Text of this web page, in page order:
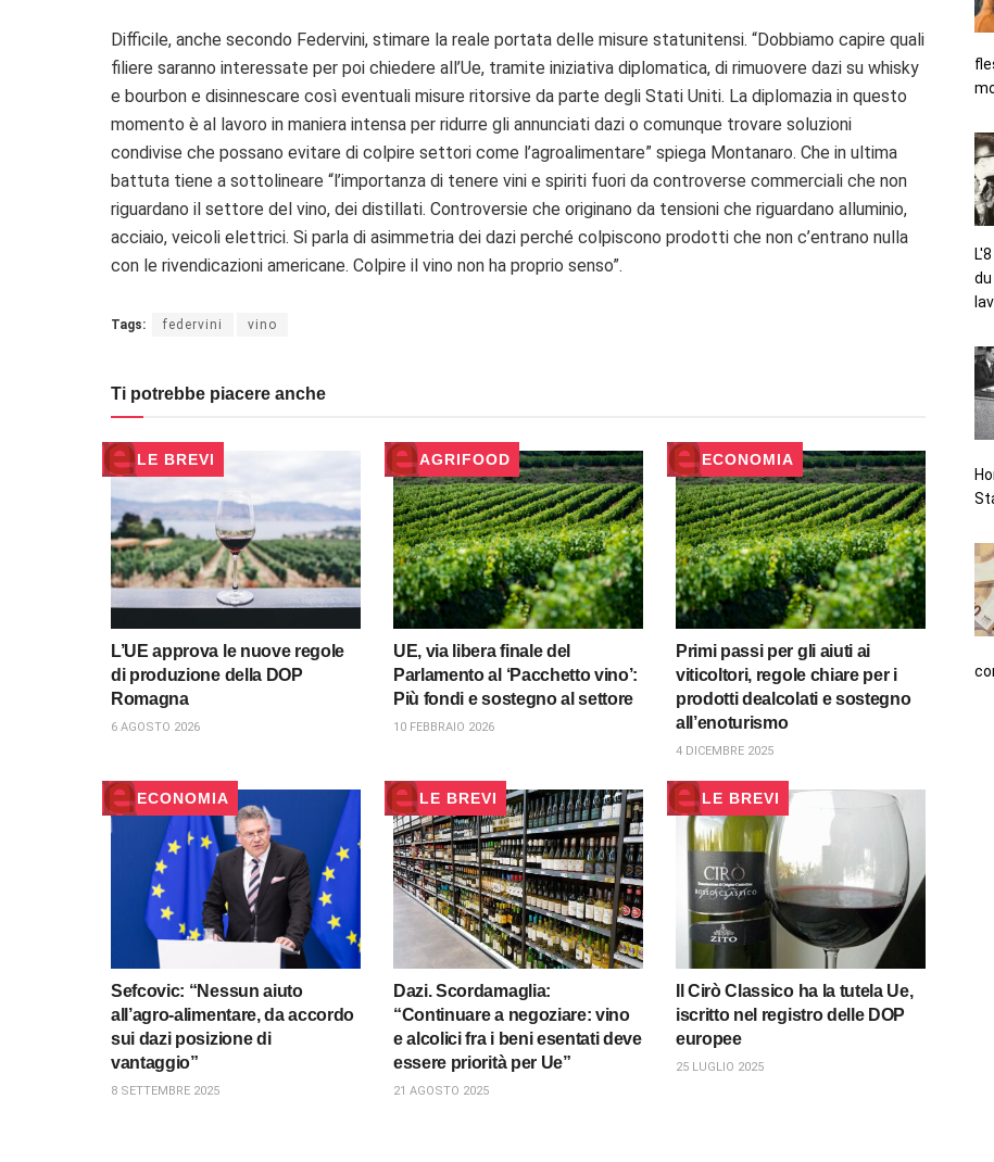
Difficile, anche secondo Federvini, stimare la reale portata delle misure statunitensi. “Dobbiamo capire quali
filiere saranno interessate per poi chiedere all’Ue, tramite iniziativa diplomatica, di rimuovere dazi su whisky
e bourbon e disinnescare così eventuali misure ritorsive da parte degli Stati Uniti. La diplomazia in questo
momento è al lavoro in maniera intensa per ridurre gli annunciati dazi o comunque trovare soluzioni
condivise che possano evitare di colpire settori come l’agroalimentare” spiega Montanaro. Che in ultima
battuta tiene a sottolineare “l’importanza di tenere vini e spiriti fuori da controverse commerciali che non
riguardano il settore del vino, dei distillati. Controversie che originano da tensioni che riguardano alluminio,
acciaio, veicoli elettrici. Si parla di asimmetria dei dazi perché colpiscono prodotti che non c’entrano nulla
con le rivendicazioni americane. Colpire il vino non ha proprio senso”.
Tags: federvini vino
Ti potrebbe piacere anche
LE BREVI
L’UE approva le nuove regole
di produzione della DOP
Romagna
6 AGOSTO 2026
AGRIFOOD
UE, via libera finale del
Parlamento al ‘Pacchetto vino’:
Più fondi e sostegno al settore
10 FEBBRAIO 2026
ECONOMIA
Primi passi per gli aiuti ai
viticoltori, regole chiare per i
prodotti dealcolati e sostegno
all’enoturismo
4 DICEMBRE 2025
ECONOMIA
Sefcovic: “Nessun aiuto
all’agro-alimentare, da accordo
sui dazi posizione di
vantaggio”
8 SETTEMBRE 2025
LE BREVI
Dazi. Scordamaglia:
“Continuare a negoziare: vino
e alcolici fra i beni esentati deve
essere priorità per Ue”
21 AGOSTO 2025
LE BREVI
Il Cirò Classico ha la tutela Ue,
iscritto nel registro delle DOP
europee
25 LUGLIO 2025